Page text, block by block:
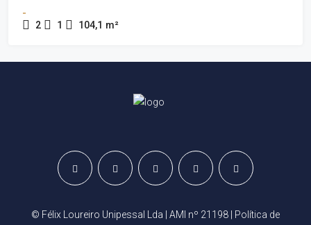
-
2 1 104,1 m²
© Félix Loureiro Unipessal Lda | AMI nº 21198 | Política de